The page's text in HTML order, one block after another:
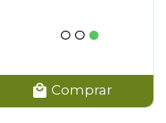
Comprar